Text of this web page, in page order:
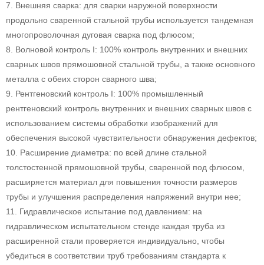
7. Внешняя сварка: для сварки наружной поверхности
продольно сваренной стальной трубы используется тандемная
многопроволочная дуговая сварка под флюсом;
8. Волновой контроль I: 100% контроль внутренних и внешних
сварных швов прямошовной стальной трубы, а также основного
металла с обеих сторон сварного шва;
9. Рентгеновский контроль I: 100% промышленный
рентгеновский контроль внутренних и внешних сварных швов с
использованием системы обработки изображений для
обеспечения высокой чувствительности обнаружения дефектов;
10. Расширение диаметра: по всей длине стальной
толстостенной прямошовной трубы, сваренной под флюсом,
расширяется материал для повышения точности размеров
трубы и улучшения распределения напряжений внутри нее;
11. Гидравлическое испытание под давлением: на
гидравлическом испытательном стенде каждая труба из
расширенной стали проверяется индивидуально, чтобы
убедиться в соответствии труб требованиям стандарта к